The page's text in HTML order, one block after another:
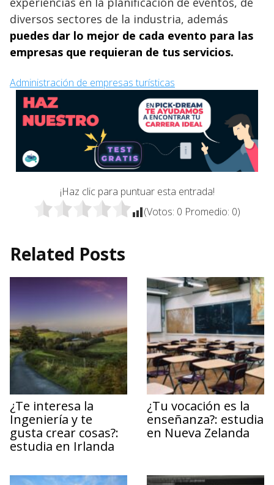
diversos sectores de la industria, además
puedes dar lo mejor de cada evento para las
empresas que requieran de tus servicios.
Administración de empresas turísticas
¡Haz clic para puntuar esta entrada!
(Votos: 0 Promedio: 0)
Related Posts
¿Te interesa la
Ingeniería y te
gusta crear cosas?:
estudia en Irlanda
¿Tu vocación es la
enseñanza?: estudia
en Nueva Zelanda